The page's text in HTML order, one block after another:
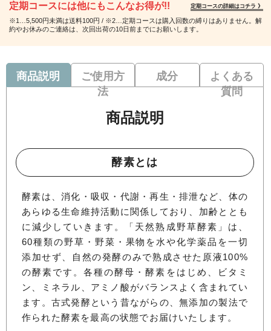
定期コースには他にもこんなお得が!! 定期コースの詳細はコチラ 》
※1…5,500円未満は送料100円 / ※2…定期コースは購入回数の縛りはありません。解
約やお休みのご連絡は、次回出荷の10日前までにお願いします。
商品説明
商品説明
酵素とは
酵素は、消化・吸収・代謝・再生・排泄など、体の
あらゆる生命維持活動に関係しており、加齢ととも
に減少していきます。「天然熟成野草酵素」は、
60種類の野草・野菜・果物を水や化学薬品を一切
添加せず、自然の発酵のみで熟成させた原液100%
の酵素です。各種の酵母・酵素をはじめ、ビタミ
ン、ミネラル、アミノ酸がバランスよく含まれてい
ます。古式発酵という昔ながらの、無添加の製法で
作られた酵素を最高の状態でお届けいたします。
ご使用方
法
成分
よくある
質問